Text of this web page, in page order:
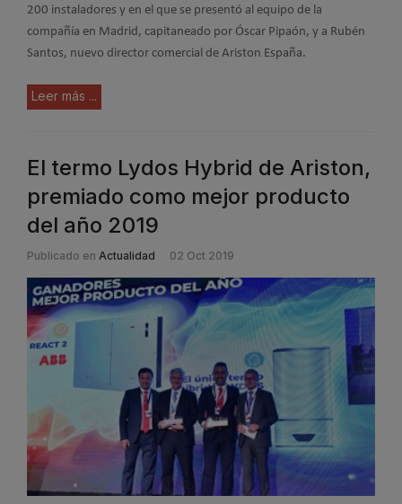
200 instaladores y en el que se presentó al equipo de la
compañía en Madrid, capitaneado por Óscar Pipaón, y a Rubén
Santos, nuevo director comercial de Ariston España.
Leer más ...
El termo Lydos Hybrid de Ariston,
premiado como mejor producto
del año 2019
Publicado en Actualidad 02 Oct 2019